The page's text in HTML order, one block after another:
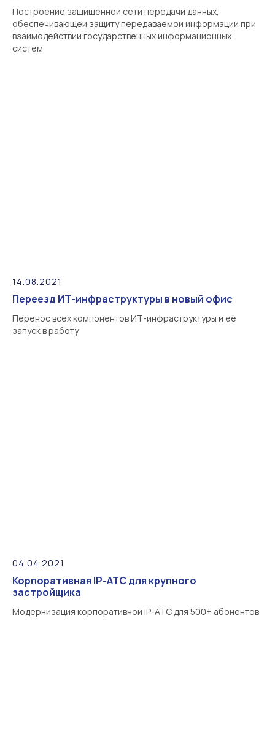
Построение защищенной сети передачи данных,
обеспечивающей защиту передаваемой информации при
взаимодействии государственных информационных
систем
14.08.2021
Переезд ИТ-инфраструктуры в новый офис
Перенос всех компонентов ИТ-инфраструктуры и её
запуск в работу
04.04.2021
Корпоративная IP-АТС для крупного
застройщика
Модернизация корпоративной IP-АТС для 500+ абонентов